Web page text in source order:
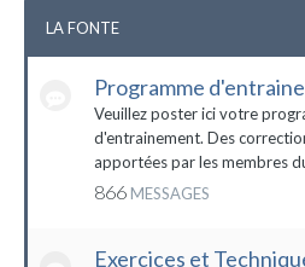
LA FONTE
Programme
Veuillez poster ici votre
d'entrainement. Des
apportées par les membres
866 MESSAGES
Exercices et